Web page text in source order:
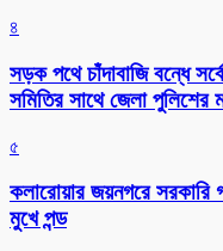
৪
সড়ক পথে চাঁদাবাজি বন্ধে
সমিতির সাথে জেলা পুলিশের
৫
কলারোয়ার জয়নগরে সরকারি
মুখে পন্ড